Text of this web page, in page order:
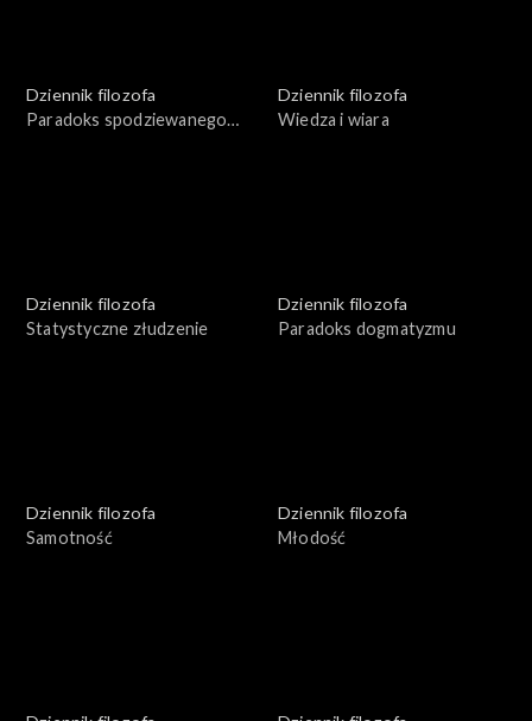
Dziennik filozofa
Paradoks spodziewanego
Dziennik filozofa
Wiedza i wiara
Dziennik filozofa
Statystyczne złudzenie
Dziennik filozofa
Paradoks dogmatyzmu
Dziennik filozofa
Samotność
Dziennik filozofa
Młodość